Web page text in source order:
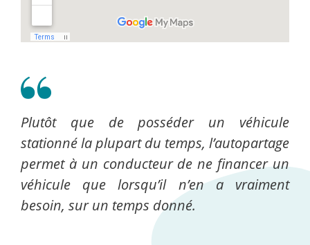
Plutôt que de posséder un véhicule
stationné la plupart du temps, l’autopartage
permet à un conducteur de ne financer un
véhicule que lorsqu’il n’en a vraiment
besoin, sur un temps donné.